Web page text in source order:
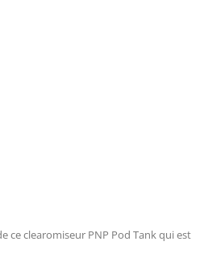
ce clearomiseur PNP Pod Tank qui est